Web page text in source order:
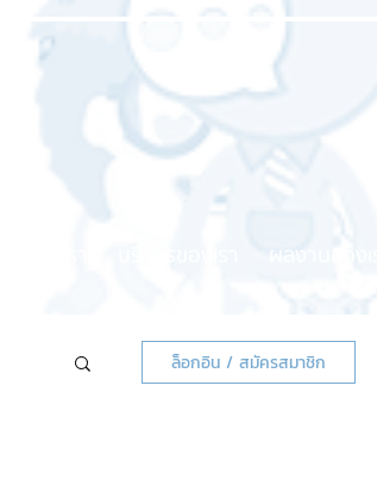
ผลงานของเรา
ล็อกอิน / สมัครสมาชิก